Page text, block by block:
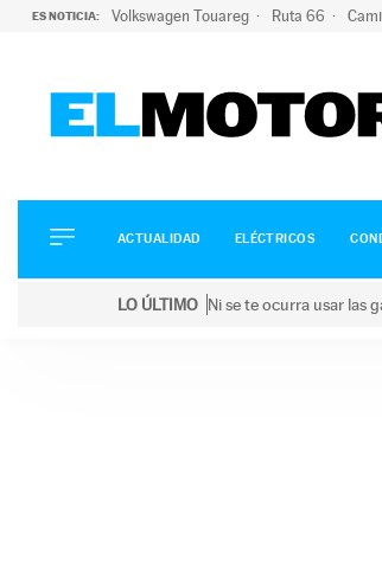
ES NOTICIA: Volkswagen Touareg Ruta 66
ELÉCTRICOS
CONDUCIR
ACTUALIDAD ELÉCTRICOS
LO ÚLTIMO Ni se te ocurra usar las